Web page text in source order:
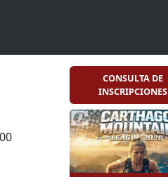
CONSULTA DE
INSCRIPCIONES